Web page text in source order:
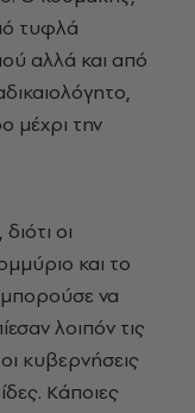
τυφλά
αλλά και από
μέχρι την
οι
και το
να
λοιπόν τις
κυβερνήσεις
Kάποιες